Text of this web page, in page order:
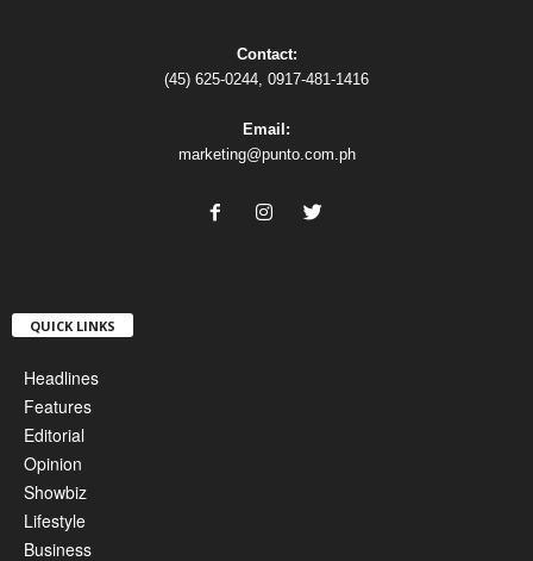
Contact:
(45) 625-0244, 0917-481-1416
Email:
marketing@punto.com.ph
QUICK LINKS
Headlines
Features
Editorial
Opinion
Showbiz
Lifestyle
Business